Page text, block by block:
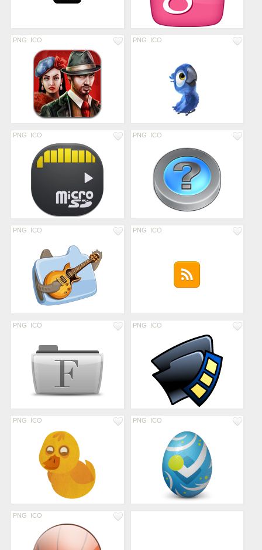
PNG ICO PNG ICO
PNG ICO PNG ICO
PNG ICO PNG ICO
PNG ICO PNG ICO
PNG ICO PNG ICO
PNG ICO